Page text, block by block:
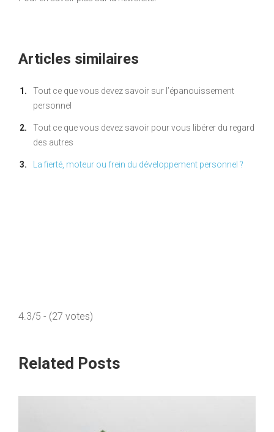
Articles similaires
Tout ce que vous devez savoir sur l’épanouissement
personnel
Tout ce que vous devez savoir pour vous libérer du regard
des autres
La fierté, moteur ou frein du développement personnel ?
4.3/5 - (27 votes)
Related Posts